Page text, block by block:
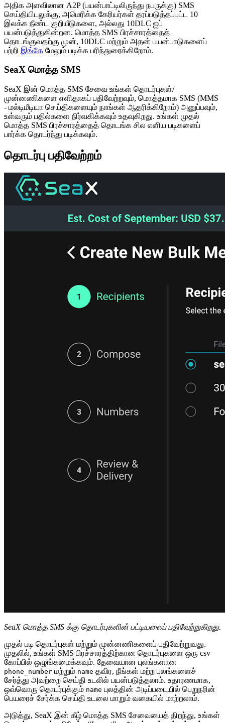
அதிக அளவிலான A2P (பயன்பாட்டிலிருந்து நபருக்கு) SMS
செய்தியிடலுக்கு, அமெரிக்க கேரியர்கள் தரப்படுத்தப்பட்ட 10
இலக்க நீண்ட குறியீடுகளை, அல்லது 10DLC ஐப்
பயன்படுத்துகின்றன. மொத்த SMS பிரச்சாரத்தைத்
தொடங்குவதற்கு முன், 10DLC மற்றும் அதன் பயன்பாடுகளைப்
பற்றி இங்கே மேலும் படிக்க பரிந்துரைக்கிறோம்.
SeaX மொத்த SMS
SeaX இன் மொத்த SMS சேவை உங்கள் தொடர்புகள்/
முன்னணிகளை எளிதாகப் பதிவேற்றவும், மொத்தமாக SMS (MMS
- மல்டிமீடியா செய்திகளையும் நாங்கள் ஆதரிக்கிறோம்) அனுப்பவும்,
உள்வரும் பதில்களை நிர்வகிக்கவும் உதவுகிறது. உங்கள் முதல்
மொத்த SMS பிரச்சாரத்தைத் தொடங்க சில எளிய படிகளைப்
பார்க்க தொடர்ந்து படிக்கவும்.
தொடர்பு பதிவேற்றம்
SeaX மொத்த SMS க்கு தொடர்புகளின் பட்டியலைப் பதிவேற்றுகிறது.
முதல் படி தொடர்புகள் மற்றும் முன்னணிகளைப் பதிவேற்றுவது.
முதலில், உங்கள் SMS பிரச்சாரத்திற்கான தொடர்புகளை ஒரு csv
கோப்பில் ஒழுங்கமைக்கவும். தேவையான புலங்களான
phone_number மற்றும் name தவிர, நீங்கள் மற்ற புலங்களைச்
சேர்த்து அவற்றை செய்தி உடலில் பயன்படுத்தலாம். உதாரணமாக,
ஒவ்வொரு தொடர்புக்கும் name புலத்தின் அடிப்படையில் பெறுநரின்
பெயரைச் சேர்க்க செய்தி உடலை மாறும் வகையில் மாற்றலாம்.
அடுத்து, SeaX இன் கீழ் மொத்த SMS சேவையைத் திறந்து, உங்கள்